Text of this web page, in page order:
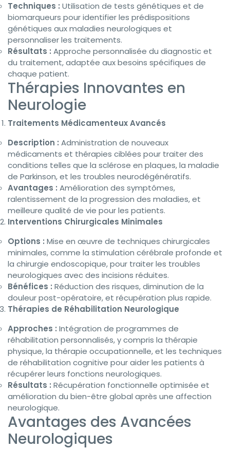
Techniques : Utilisation de tests génétiques et de
biomarqueurs pour identifier les prédispositions
génétiques aux maladies neurologiques et
personnaliser les traitements.
Résultats : Approche personnalisée du diagnostic et
du traitement, adaptée aux besoins spécifiques de
chaque patient.
Thérapies Innovantes en
Neurologie
Traitements Médicamenteux Avancés
Description : Administration de nouveaux
médicaments et thérapies ciblées pour traiter des
conditions telles que la sclérose en plaques, la maladie
de Parkinson, et les troubles neurodégénératifs.
Avantages : Amélioration des symptômes,
ralentissement de la progression des maladies, et
meilleure qualité de vie pour les patients.
Interventions Chirurgicales Minimales
Options : Mise en œuvre de techniques chirurgicales
minimales, comme la stimulation cérébrale profonde et
la chirurgie endoscopique, pour traiter les troubles
neurologiques avec des incisions réduites.
Bénéfices : Réduction des risques, diminution de la
douleur post-opératoire, et récupération plus rapide.
Thérapies de Réhabilitation Neurologique
Approches : Intégration de programmes de
réhabilitation personnalisés, y compris la thérapie
physique, la thérapie occupationnelle, et les techniques
de réhabilitation cognitive pour aider les patients à
récupérer leurs fonctions neurologiques.
Résultats : Récupération fonctionnelle optimisée et
amélioration du bien-être global après une affection
neurologique.
Avantages des Avancées
Neurologiques